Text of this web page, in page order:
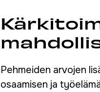
Pehmeiden arvojen
osaamisen ja